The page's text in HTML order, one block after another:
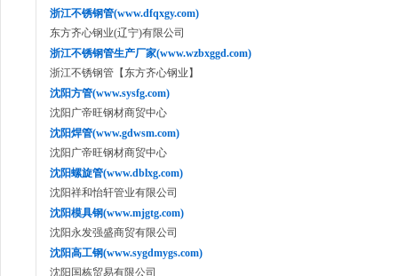
浙江不锈钢管(www.dfqxgy.com)
东方齐心钢业(辽宁)有限公司
浙江不锈钢管生产厂家(www.wzbxggd.com)
浙江不锈钢管【东方齐心钢业】
沈阳方管(www.sysfg.com)
沈阳广帝旺钢材商贸中心
沈阳焊管(www.gdwsm.com)
沈阳广帝旺钢材商贸中心
沈阳螺旋管(www.dblxg.com)
沈阳祥和怡轩管业有限公司
沈阳模具钢(www.mjgtg.com)
沈阳永发强盛商贸有限公司
沈阳高工钢(www.sygdmygs.com)
沈阳国栋贸易有限公司